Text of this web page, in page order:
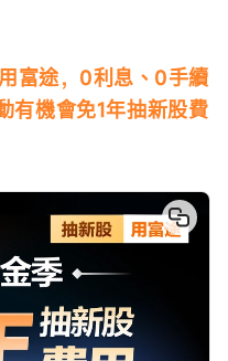
富途，0利息、0手續
有機會免1年抽新股費